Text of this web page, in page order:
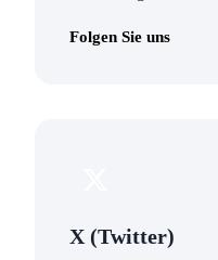
Folgen Sie uns
X (Twitter)